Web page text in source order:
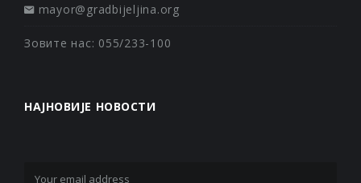
mayor@gradbijeljina.org
Зовите нас: 055/233-100
НАЈНОВИЈЕ НОВОСТИ